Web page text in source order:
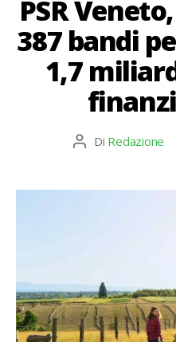
PSR
387 bandi
1,7
Autore
Di Redazione